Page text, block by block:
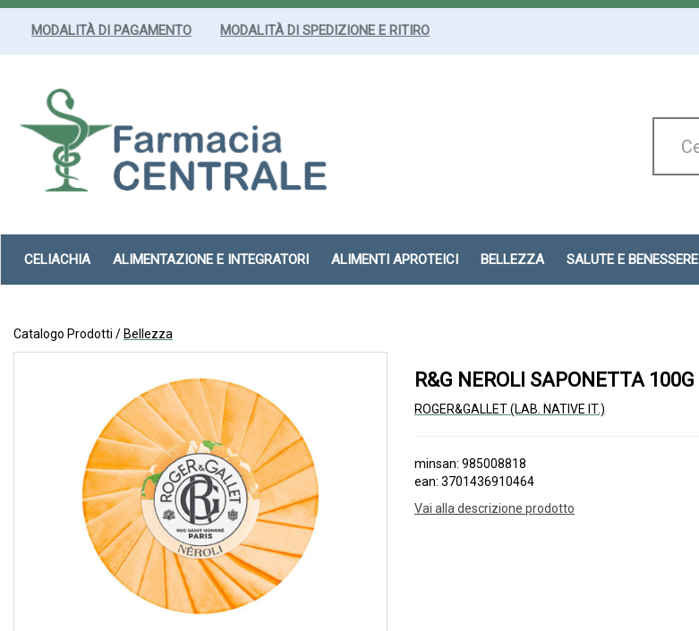
Passa
MODALITÀ DI PAGAMENTO MODALITÀ DI SPEDIZIONE E RITIRO
Prodotto
CELIACHIA ALIMENTAZIONE E INTEGRATORI ALIMENTI APROTEICI BELLEZZA SALUTE E BENESSERE
Catalogo Prodotti / Bellezza
R&G NEROLI SAPONETTA 100G
ROGER&GALLET (LAB. NATIVE IT.)
minsan: 985008818
ean: 3701436910464
Vai alla descrizione prodotto